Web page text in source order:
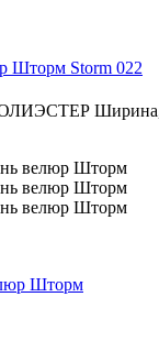
Шторм Storm 022